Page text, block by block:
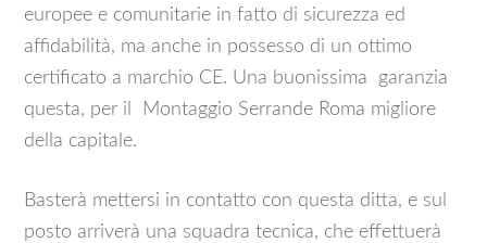
europee e comunitarie in fatto di sicurezza ed
affidabilità, ma anche in possesso di un ottimo
certificato a marchio CE. Una buonissima garanzia
questa, per il Montaggio Serrande Roma migliore
della capitale.
Basterà mettersi in contatto con questa ditta, e sul
posto arriverà una squadra tecnica, che effettuerà